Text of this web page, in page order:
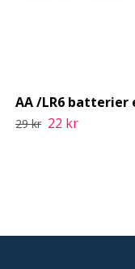
AA /LR6 batterier
29 kr 22 kr